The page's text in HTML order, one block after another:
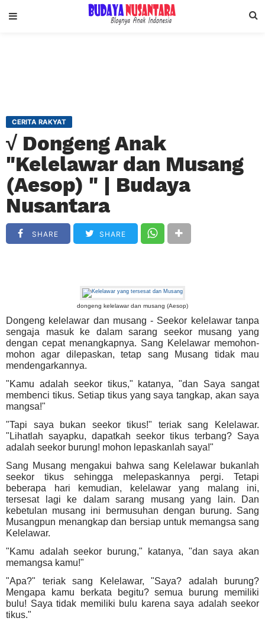
CERITA RAKYAT
√ Dongeng Anak
"Kelelawar dan Musang
(Aesop) " | Budaya
Nusantara
SHARE SHARE
dongeng kelelawar dan musang (Aesop)
Dongeng kelelawar dan musang - Seekor kelelawar tanpa
sengaja masuk ke dalam sarang seekor musang yang
dengan cepat menangkapnya. Sang Kelelawar memohon-
mohon agar dilepaskan, tetap sang Musang tidak mau
mendengarkannya.
"Kamu adalah seekor tikus," katanya, "dan Saya sangat
membenci tikus. Setiap tikus yang saya tangkap, akan saya
mangsa!"
"Tapi saya bukan seekor tikus!" teriak sang Kelelawar.
"Lihatlah sayapku, dapatkah seekor tikus terbang? Saya
adalah seekor burung! mohon lepaskanlah saya!"
Sang Musang mengakui bahwa sang Kelelawar bukanlah
seekor tikus sehingga melepaskannya pergi. Tetapi
beberapa hari kemudian, kelelawar yang malang ini,
tersesat lagi ke dalam sarang musang yang lain. Dan
kebetulan musang ini bermusuhan dengan burung. Sang
Musangpun menangkap dan bersiap untuk memangsa sang
Kelelawar.
"Kamu adalah seekor burung," katanya, "dan saya akan
memangsa kamu!"
"Apa?" teriak sang Kelelawar, "Saya? adalah burung?
Mengapa kamu berkata begitu? semua burung memiliki
bulu! Saya tidak memiliki bulu karena saya adalah seekor
tikus."